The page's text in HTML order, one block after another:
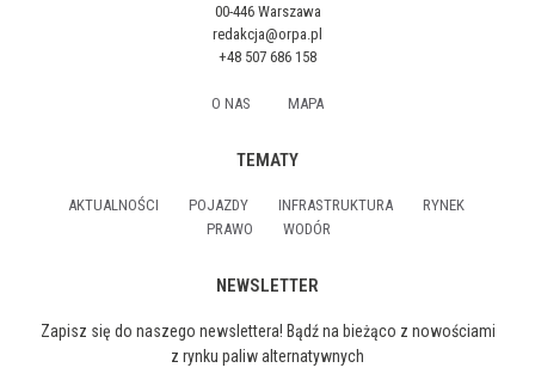
00-446 Warszawa
redakcja@orpa.pl
+48 507 686 158
O NAS MAPA
TEMATY
AKTUALNOŚCI POJAZDY INFRASTRUKTURA
RYNEK
PRAWO
WODÓR
NEWSLETTER
Zapisz się do naszego newslettera! Bądź na bieżąco z nowościami
z rynku paliw alternatywnych